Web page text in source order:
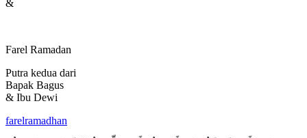
&
Farel Ramadan
Putra kedua dari
Bapak Bagus
& Ibu Dewi
farelramadhan